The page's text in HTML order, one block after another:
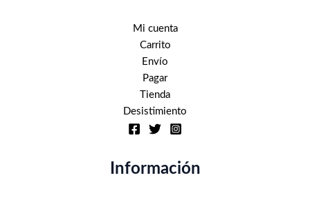
Mi cuenta
Carrito
Envío
Pagar
Tienda
Desistimiento
Información